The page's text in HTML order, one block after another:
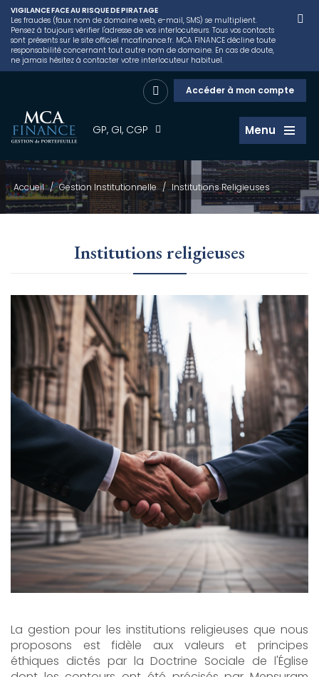
VIGILANCE FACE AU RISQUE DE PIRATAGE
Les fraudes (faux nom de domaine web, e-mail, SMS) se multiplient.
Pensez à toujours vérifier l'adresse de vos interlocuteurs. Tous vos contacts
sont présents sur le site officiel mcafinance.fr. MCA FINANCE décline toute
responsabilité concernant tout autre nom de domaine. En cas de doute,
ne jamais hésitez à contacter votre interlocuteur habituel.
GP, GI, CGP
Accéder à mon compte
Menu
Accueil / Gestion Institutionnelle / Institutions Religieuses
Institutions religieuses
La gestion pour les institutions religieuses que nous
proposons est fidèle aux valeurs et principes
éthiques dictés par la Doctrine Sociale de l'Église